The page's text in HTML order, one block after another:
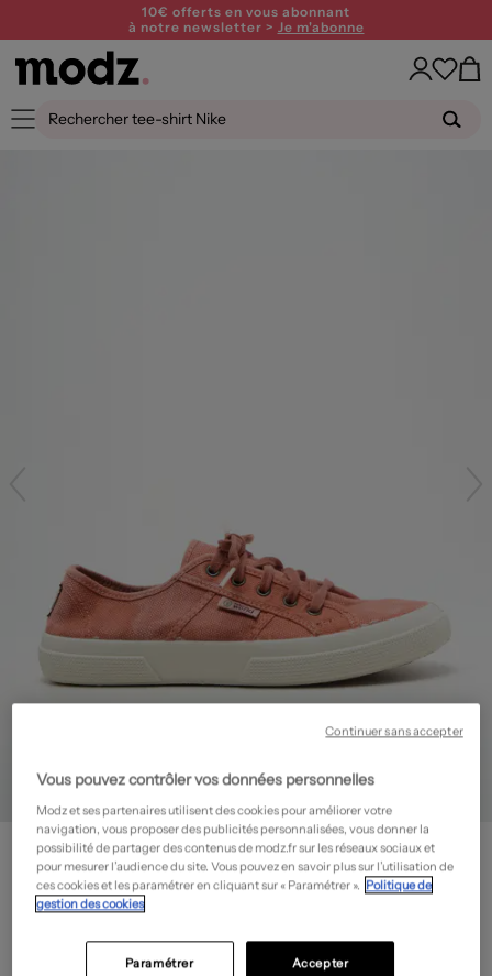
10€ offerts en vous abonnant
à notre newsletter > Je m'abonne
NATURAL WORLD
Baskets - Bout rond- Outlet
16,50€
Vous pouvez contrôler vos données personnelles
Modz et ses partenaires utilisent des cookies pour améliorer votre
navigation, vous proposer des publicités personnalisées, vous donner la
possibilité de partager des contenus de modz.fr sur les réseaux sociaux et
pour mesurer l’audience du site. Vous pouvez en savoir plus sur l’utilisation de
ces cookies et les paramétrer en cliquant sur « Paramétrer ». Politique de
gestion des cookies
Accepter
Paramétrer
Continuer sans accepter